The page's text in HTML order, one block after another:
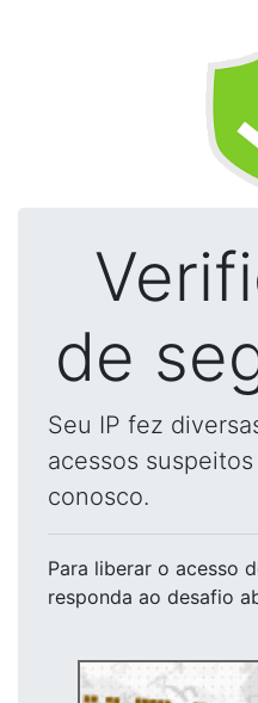
de
Seu IP fez
acessos
conosco.
Para liberar o acesso
responda ao desafio